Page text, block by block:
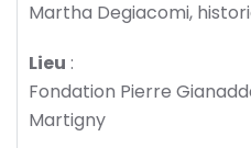
Martha Degiacomi,
Lieu :
Fondation Pierre
Martigny